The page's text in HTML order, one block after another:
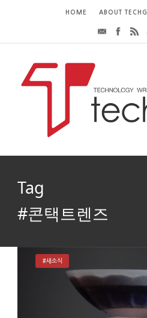
HOME ABOUT TECHG
Tag
#콘택트렌즈
#새소식